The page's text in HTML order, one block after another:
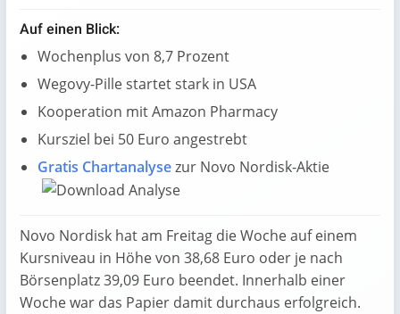
Auf einen Blick:
Wochenplus von 8,7 Prozent
Wegovy-Pille startet stark in USA
Kooperation mit Amazon Pharmacy
Kursziel bei 50 Euro angestrebt
Gratis Chartanalysezur Novo Nordisk-Aktie
Novo Nordisk hat am Freitag die Woche auf einem
Kursniveau in Höhe von 38,68 Euro oder je nach
Börsenplatz 39,09 Euro beendet. Innerhalb einer
Woche war das Papier damit durchaus erfolgreich.